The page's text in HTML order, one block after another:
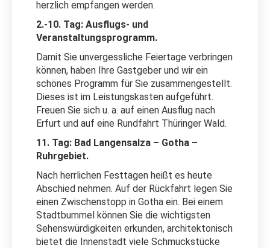
herzlich empfangen werden.
2.-10. Tag: Ausflugs- und
Veranstaltungsprogramm.
Damit Sie unvergessliche Feiertage verbringen
können, haben Ihre Gastgeber und wir ein
schönes Programm für Sie zusammengestellt.
Dieses ist im Leistungskasten aufgeführt.
Freuen Sie sich u. a. auf einen Ausflug nach
Erfurt und auf eine Rundfahrt Thüringer Wald.
11. Tag: Bad Langensalza – Gotha –
Ruhrgebiet.
Nach herrlichen Festtagen heißt es heute
Abschied nehmen. Auf der Rückfahrt legen Sie
einen Zwischenstopp in Gotha ein. Bei einem
Stadtbummel können Sie die wichtigsten
Sehenswürdigkeiten erkunden, architektonisch
bietet die Innenstadt viele Schmuckstücke